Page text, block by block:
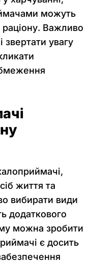
можуть
Важливо
звертати увагу
життя та
вибирати види
додаткового
можна зробити
є досить